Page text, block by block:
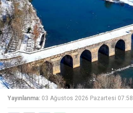
Yayınlanma: 03 Ağustos 2026 Pazartesi 07:58